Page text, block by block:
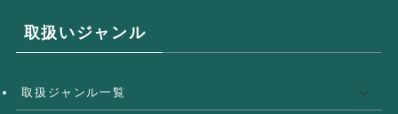
取扱いジャンル
取扱ジャンル一覧